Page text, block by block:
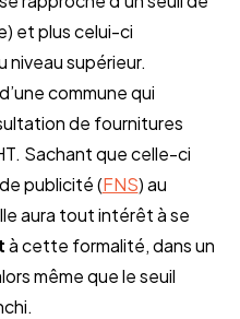
et plus celui-ci
niveau supérieur.
commune qui
de fournitures
Sachant que celle-ci
publicité (FNS) au
aura tout intérêt à se
à cette formalité, dans un
même que le seuil